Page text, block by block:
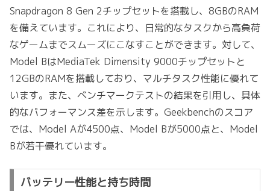
Snapdragon 8 Gen 2チップセットを搭載し、8GBのRAM
を備えています。これにより、日常的なタスクから高負荷
なゲームまでスムーズにこなすことができます。対して、
Model BはMediaTek Dimensity 9000チップセットと
12GBのRAMを搭載しており、マルチタスク性能に優れて
います。また、ベンチマークテストの結果を引用し、具体
的なパフォーマンス差を示します。Geekbenchのスコア
では、Model Aが4500点、Model Bが5000点と、Model
Bが若干優れています。
バッテリー性能と持ち時間